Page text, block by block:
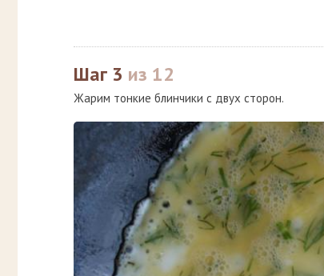
Шаг 3 из 12
Жарим тонкие блинчики с двух сторон.